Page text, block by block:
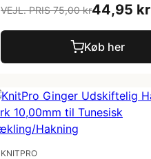
VEJL. PRIS 75,00 kr44,95 kr
Køb her
KNITPRO